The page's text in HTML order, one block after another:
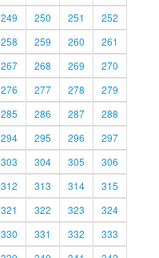
249 250 251
252
258 259 260
261
267 268 269
270
276 277 278
279
285 286 287
288
294 295 296
297
303 304 305
306
312 313 314
315
321 322 323
324
330 331 332
333